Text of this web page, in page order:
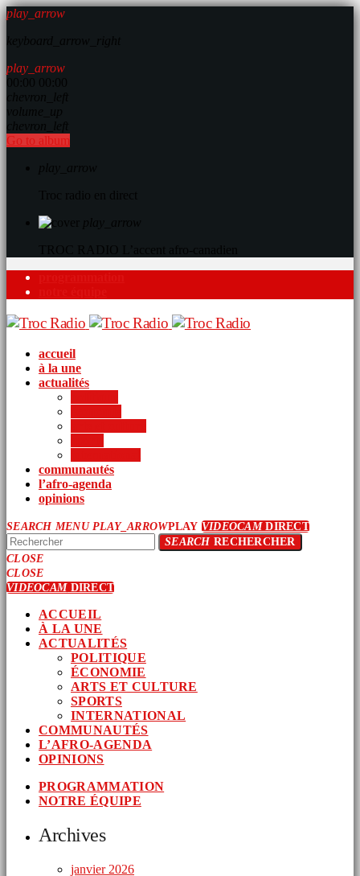
play_arrow
play_arrow
Go to album
accueil
à la une
actualités
communautés
l’afro-agenda
opinions
SEARCH MENU PLAY_ARROWPLAY VIDEOCAMDIRECT
SEARCHRECHERCHER
CLOSE
CLOSE
VIDEOCAMDIRECT
ACCUEIL
À LA UNE
ACTUALITÉS
POLITIQUE
ÉCONOMIE
ARTS ET CULTURE
SPORTS
INTERNATIONAL
COMMUNAUTÉS
L’AFRO-AGENDA
OPINIONS
PROGRAMMATION
NOTRE ÉQUIPE
Archives
janvier 2026